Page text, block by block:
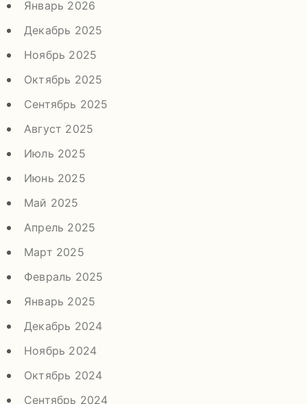
Январь 2026
Декабрь 2025
Ноябрь 2025
Октябрь 2025
Сентябрь 2025
Август 2025
Июль 2025
Июнь 2025
Май 2025
Апрель 2025
Март 2025
Февраль 2025
Январь 2025
Декабрь 2024
Ноябрь 2024
Октябрь 2024
Сентябрь 2024